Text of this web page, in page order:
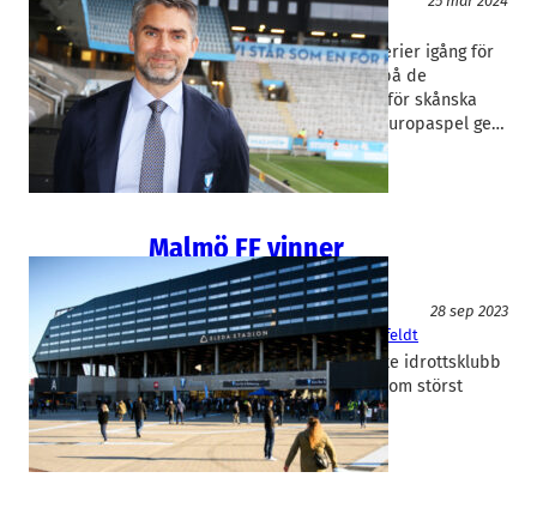
Malmö FF
Niclas Carlnén
Snart drar fotbollens högsta serier igång för
året. Rapidus har tagit en titt på de
ekonomiska förutsättningarna för skånska
elitföreningarna. För MFF bör Europaspel ge…
Malmö FF vinner
sponsringsligan
Special
28 sep 2023
Eleda, Malmö FF Ingemar Queckfeldt
Att Malmö FF är Sveriges rikaste idrottsklubb
är välkänt. Klubben har dessutom störst
sponsorintäkter.